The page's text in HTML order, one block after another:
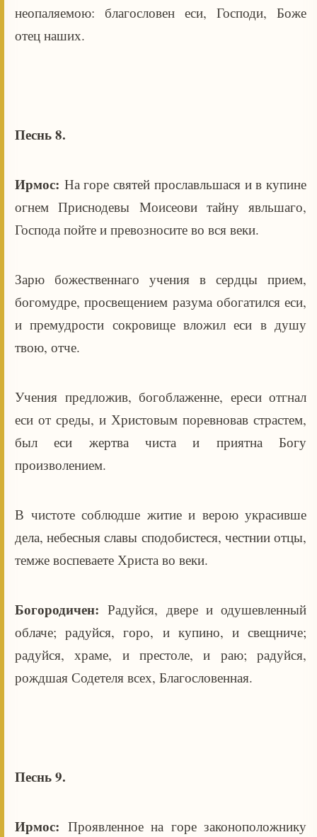
неопаляемою: благословен еси, Господи, Боже
отец наших.
Песнь 8.
Ирмос: На горе святей прославльшася и в купине
огнем Приснодевы Моисеови тайну явльшаго,
Господа пойте и превозносите во вся веки.
Зарю божественнаго учения в сердцы прием,
богомудре, просвещением разума обогатился еси,
и премудрости сокровище вложил еси в душу
твою, отче.
Учения предложив, богоблаженне, ереси отгнал
еси от среды, и Христовым поревновав страстем,
был еси жертва чиста и приятна Богу
произволением.
В чистоте соблюдше житие и верою украсивше
дела, небесныя славы сподобистеся, честнии отцы,
темже воспеваете Христа во веки.
Богородичен:Радуйся, двере и одушевленный
облаче; радуйся, горо, и купино, и свещниче;
радуйся, храме, и престоле, и раю; радуйся,
рождшая Содетеля всех, Благословенная.
Песнь 9.
Ирмос: Проявленное на горе законоположнику